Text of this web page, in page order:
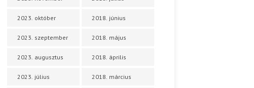
2023. október
2023. szeptember
2023. augusztus
2023. július
2018. június
2018. május
2018. április
2018. március